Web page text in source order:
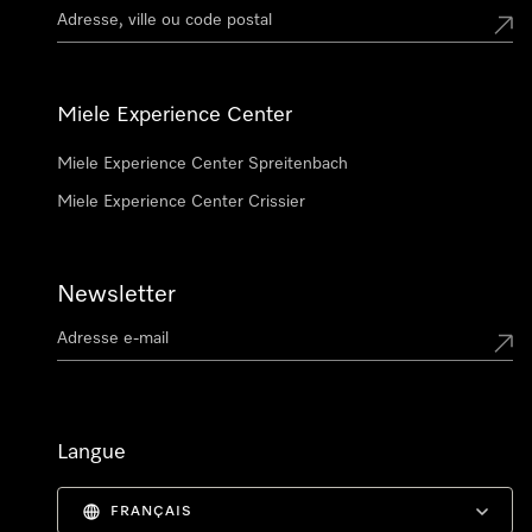
Miele Experience Center
Miele Experience Center Spreitenbach
Miele Experience Center Crissier
Newsletter
Langue
FRANÇAIS